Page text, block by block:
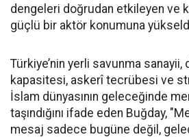
dengeleri doğrudan etkileyen ve
güçlü bir aktör konumuna
Türkiye’nin yerli savunma sanayii,
kapasitesi, askerî tecrübesi ve
İslam dünyasının geleceğinde
taşındığını ifade eden Buğday,
mesaj sadece bugüne değil,